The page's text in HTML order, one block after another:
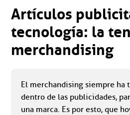
Artículos
tecnología: la
merchandising
El merchandising siempre ha
dentro de las publicidades,
una marca. Es por esto, que